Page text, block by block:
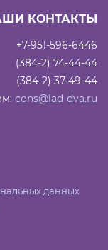
КОНТАКТЫ
+7-951-596-6446
(384-2) 74-44-44
(384-2) 37-49-44
cons@lad-dva.ru
данных